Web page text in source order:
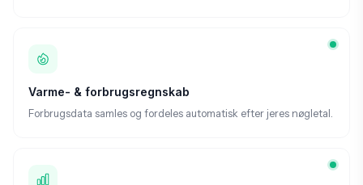
Varme- & forbrugsregnskab
Forbrugsdata samles og fordeles automatisk efter jeres nøgletal.